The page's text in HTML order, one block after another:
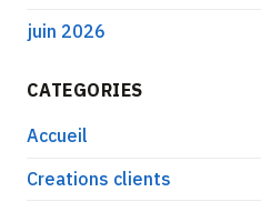
juin 2026
CATEGORIES
Accueil
Creations clients